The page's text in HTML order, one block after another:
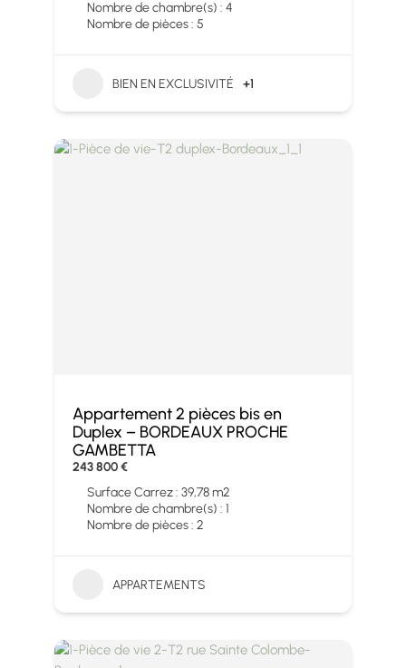
Nombre de chambre(s) : 4
Nombre de pièces : 5
BIEN EN EXCLUSIVITÉ +1
Appartement 2 pièces bis en
Duplex – BORDEAUX PROCHE
GAMBETTA
243 800 €
Surface Carrez : 39,78 m2
Nombre de chambre(s) : 1
Nombre de pièces : 2
APPARTEMENTS